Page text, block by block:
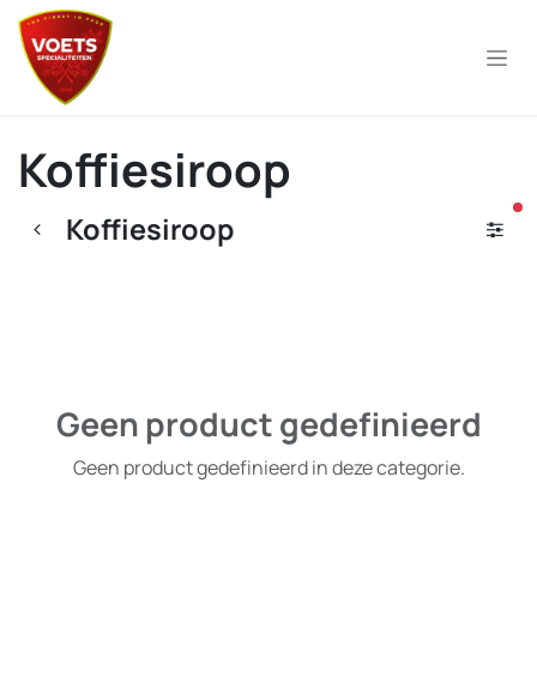
Overslaan naar inhoud
Koffiesiroop
Koffiesiroop
Geen product gedefinieerd
Geen product gedefinieerd in deze categorie.